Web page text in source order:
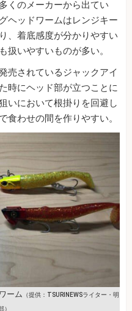
くのメーカーから出てい
ヘッドワームはレンジキー
、着底感度が分かりやすい
扱いやすいものが多い。
売されているジャックアイ
時にヘッド部が立つことに
いにおいて根掛りを回避し
食わせの間を作りやすい。
ーム （提供：TSURINEWSライター・明
）